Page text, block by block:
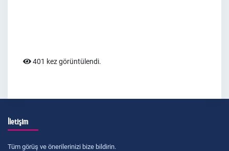
401 kez görüntülendi.
İletişim
Tüm görüş ve önerilerinizi bize bildirin.